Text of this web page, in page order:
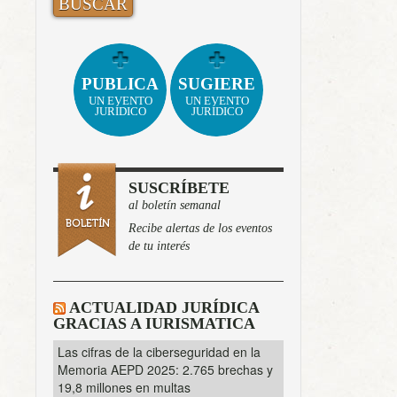
PUBLICA
UN EVENTO
JURÍDICO
SUGIERE
UN EVENTO
JURÍDICO
SUSCRÍBETE
al boletín semanal
Recibe alertas de los eventos
de tu interés
ACTUALIDAD JURÍDICA
GRACIAS A IURISMATICA
Las cifras de la ciberseguridad en la
Memoria AEPD 2025: 2.765 brechas y
19,8 millones en multas